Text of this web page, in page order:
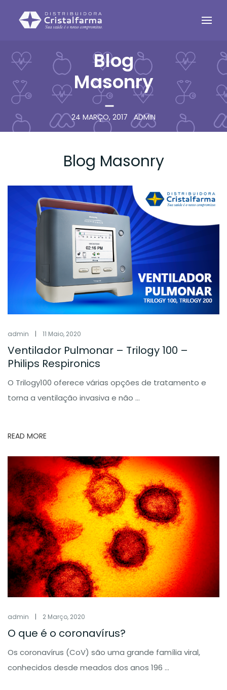
Blog
Masonry
24 MARÇO, 2017 ADMIN
Blog Masonry
admin | 11 Maio, 2020
Ventilador Pulmonar – Trilogy 100 –
Philips Respironics
O Trilogy100 oferece várias opções de tratamento e
torna a ventilação invasiva e não ...
READ MORE
admin | 2 Março, 2020
O que é o coronavírus?
Os coronavírus (CoV) são uma grande família viral,
conhecidos desde meados dos anos 196 ...